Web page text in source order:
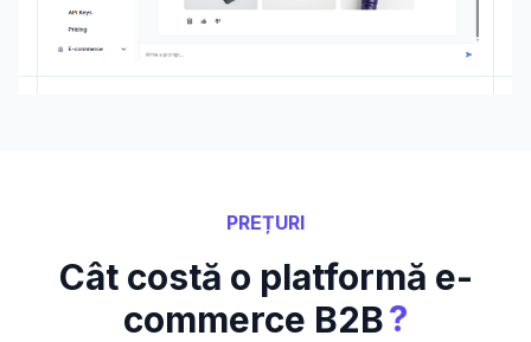
PREȚURI
Cât costă o platformă e-
commerce B2B?